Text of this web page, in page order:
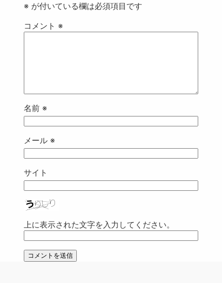
※ が付いている欄は必須項目です
コメント ※
名前 ※
メール ※
サイト
上に表示された文字を入力してください。